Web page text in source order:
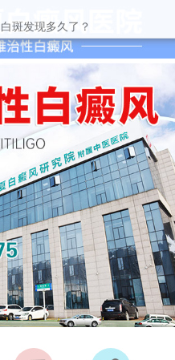
斑发现多久了？